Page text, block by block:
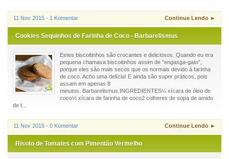
11 Nov 2015 - 1 Komentar Continue Lendo ►
Cookies Sequinhos de Farinha de Coco - Barbarelismus
Estes biscoitinhos são crocantes e deliciosos. Quando eu era
pequena chamava biscoitinhos assim de “engasga-gato”,
porque eles são mais secos que os normais devido à farinha
de coco. Acho uma delícia! E ainda são super práticos, pois
assam em apenas 8
minutos. Barbarelismus.INGREDIENTES¼ xícara de óleo de
coco½ xícara de farinha de coco2 colheres de sopa de amido
de t...
11 Nov 2015 - 0 Komentar Continue Lendo ►
Risoto de Tomates com Pimentão Vermelho